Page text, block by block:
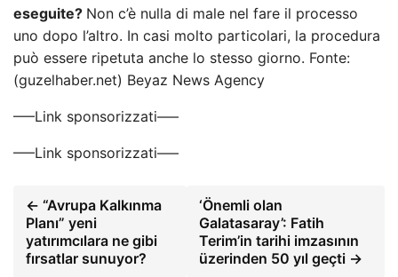
eseguite? Non c’è nulla di male nel fare il processo
uno dopo l’altro. In casi molto particolari, la procedura
può essere ripetuta anche lo stesso giorno. Fonte:
(guzelhaber.net) Beyaz News Agency
—–Link sponsorizzati—–
—–Link sponsorizzati—–
← “Avrupa Kalkınma
Planı” yeni
yatırımcılara ne gibi
fırsatlar sunuyor?
‘Önemli olan
Galatasaray’: Fatih
Terim’in tarihi imzasının
üzerinden 50 yıl geçti →